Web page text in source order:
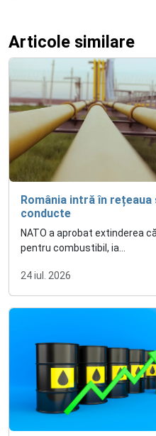
Articole similare
România intră în
conducte
NATO a aprobat extinderea
pentru combustibil, ia...
24 iul. 2026